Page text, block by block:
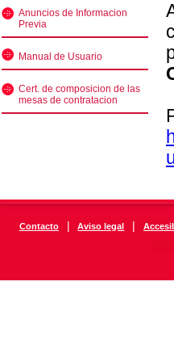
Anuncios de Informacion
Previa
Manual de Usuario
Cert. de composicion de las
mesas de contratacion
Contacto | Aviso legal |